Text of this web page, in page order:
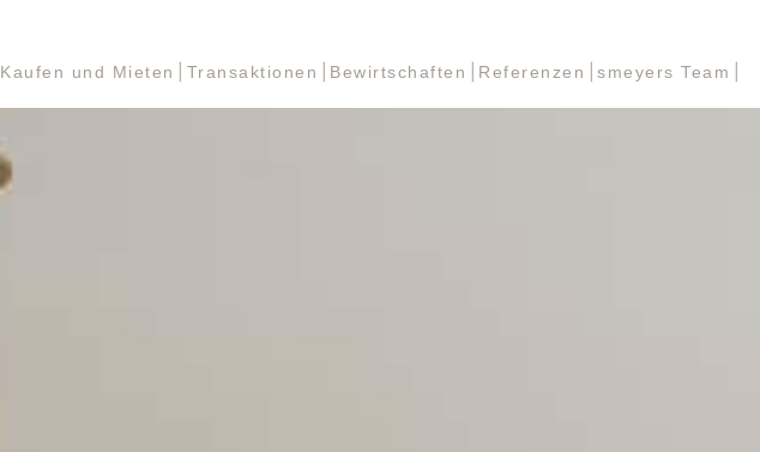
Kaufen und Mieten Transaktionen Bewirtschaften Referenzen smeyers Team